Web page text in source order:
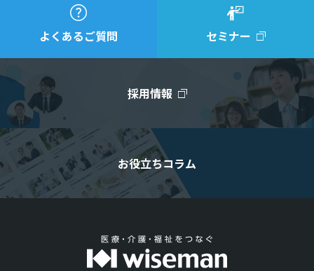
よくあるご質問 セミナー
採用情報
お役立ちコラム